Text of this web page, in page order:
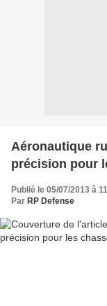
Aéronautique
précision pour
Publié le 05/07/2013 à
Par RP Defense